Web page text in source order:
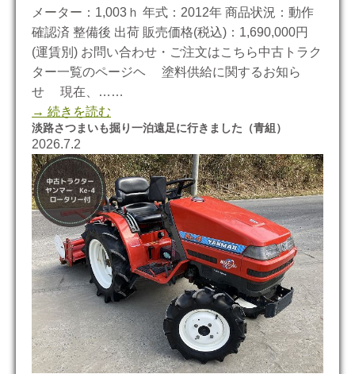
メーター：1,003ｈ 年式：2012年 商品状況：動作
確認済 整備後 出荷 販売価格(税込)：1,690,000円
(運賃別) お問い合わせ・ご注文はこちら中古トラク
ター一覧のページヘ 塗料供給に関するお知ら
せ 現在、……
→ 続きを読む
淡路さつまいも掘り一泊遠足に行きました（青組）
2026.7.2